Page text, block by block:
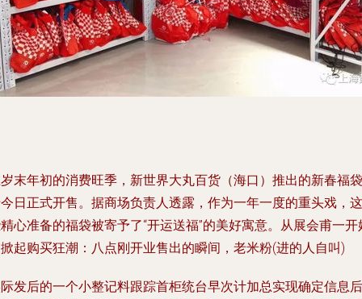
末年初的消费旺季，新世界大丸百货（海口）推出的新春福袋
日正式开售。据商场负责人透露，作为一年一度的重头戏，这
心准备的福袋被寄予了“开运送福”的美好寓意。从展会甫一开
起购买狂潮：八点刚开业售出的瞬间，老米粉(进的人自叫)
发后的一个小整记料跟踪首柜统台早次计加总实现确定信息后